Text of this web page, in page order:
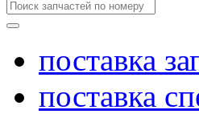
поставка
поставка